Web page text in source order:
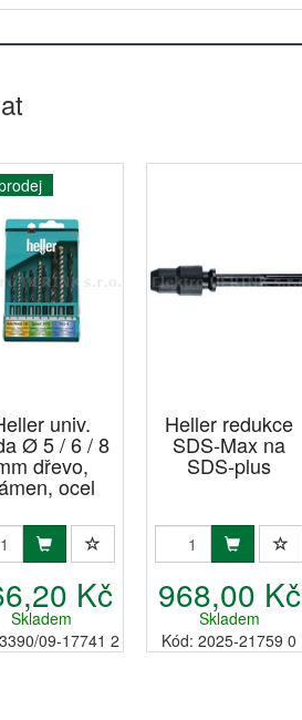
univ.
Ø 5 / 6 / 8
dřevo,
ocel
Kč
Skladem
09-17741 2
Heller redukce
SDS-Max na
SDS-plus
968,00 Kč
Skladem
Kód: 2025-21759 0